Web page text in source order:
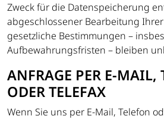
Zweck für die Datenspeicherung
abgeschlossener Bearbeitung
gesetzliche Bestimmungen –
Aufbewahrungsfristen – bleiben
ANFRAGE PER E-MAIL,
ODER TELEFAX
Wenn Sie uns per E-Mail, Telefon